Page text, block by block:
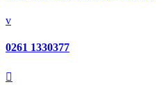
v
0261 1330377
